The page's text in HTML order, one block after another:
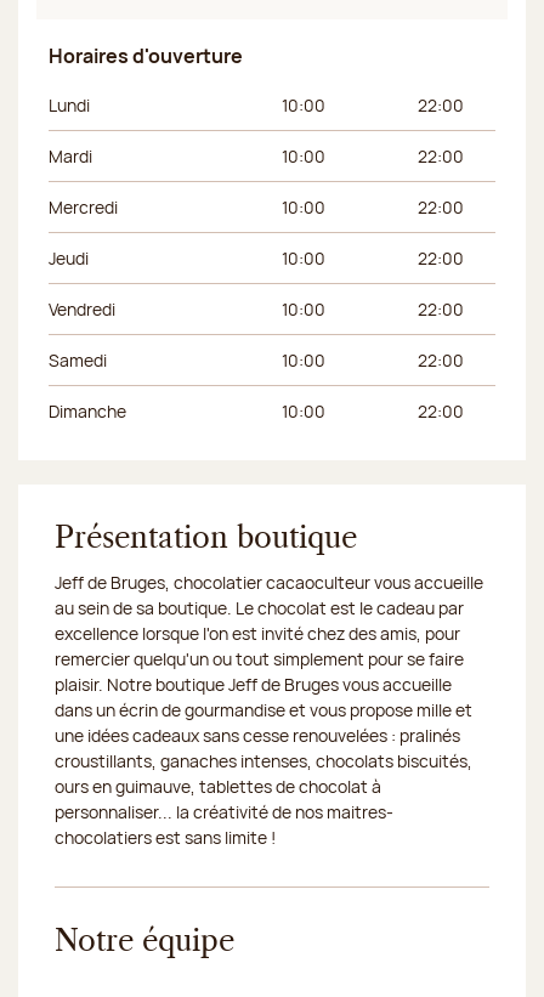
Horaires d'ouverture
Jour de la semaine Horaires du matin Horaires de
Lundi 10:00 22:00
Mardi 10:00 22:00
Mercredi 10:00 22:00
Jeudi 10:00 22:00
Vendredi 10:00 22:00
Samedi 10:00 22:00
Dimanche 10:00 22:00
Présentation boutique
Jeff de Bruges, chocolatier cacaoculteur vous accueille
au sein de sa boutique. Le chocolat est le cadeau par
excellence lorsque l'on est invité chez des amis, pour
remercier quelqu'un ou tout simplement pour se faire
plaisir. Notre boutique Jeff de Bruges vous accueille
dans un écrin de gourmandise et vous propose mille et
une idées cadeaux sans cesse renouvelées : pralinés
croustillants, ganaches intenses, chocolats biscuités,
ours en guimauve, tablettes de chocolat à
personnaliser... la créativité de nos maitres-
chocolatiers est sans limite !
Notre équipe